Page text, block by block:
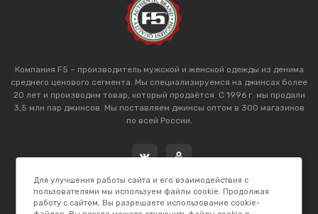
Компания F5 – производитель мужской и женской одежды из денима
среднего ценового сегмента. Мы специализируемся на джинсах более
20 лет и производим товар, который продаётся. С 1996 г. мы продали
3,5 млн пар джинсов. Мы поставляем джинсы оптом в 300 магазинов
по всей России.
Для улучшения работы сайта и его взаимодействия с
пользователями мы используем файлы cookie. Продолжая
работу с сайтом, Вы разрешаете использование cookie-